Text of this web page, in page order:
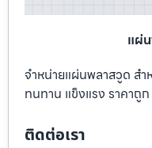
แผ่
จำหน่ายแผ่นพลาสวูด สำ
ทนทาน แข็งแรง ราคาถูก
ติดต่อเรา